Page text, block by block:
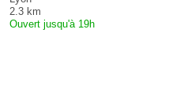
2.3 km
Ouvert jusqu'à 19h